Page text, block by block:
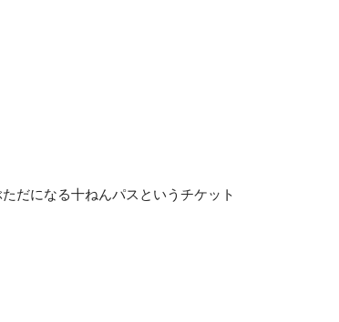
だになる十ねんパスというチケット